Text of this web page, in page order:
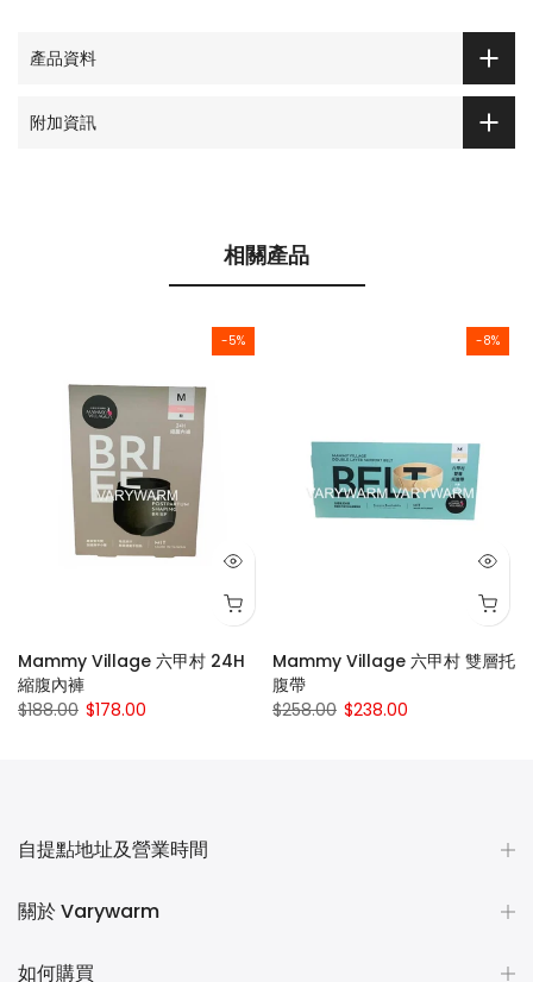
產品資料
附加資訊
相關產品
-5%
Mammy Village 六甲村 24H
縮腹內褲
$188.00 $178.00
-8%
Mammy Village 六甲村 雙層托
腹帶
$258.00 $238.00
自提點地址及營業時間
關於 Varywarm
如何購買